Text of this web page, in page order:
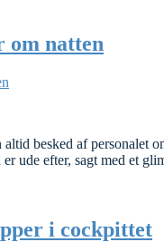
om natten
besked af personalet
er ude efter, sagt med et
i cockpittet